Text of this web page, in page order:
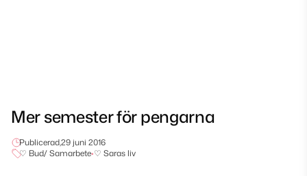
Mer semester för pengarna
Publicerad,29 juni 2016
♡ Bud/ Samarbete•♡ Saras liv